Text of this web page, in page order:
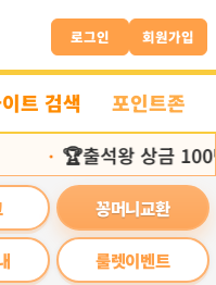
로그인 회원가입
트 검색 포인트존
🏆출석왕 상금 100
꽁머니교환
룰렛이벤트